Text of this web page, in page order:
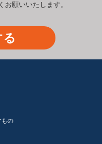
お願いいたします。
もの